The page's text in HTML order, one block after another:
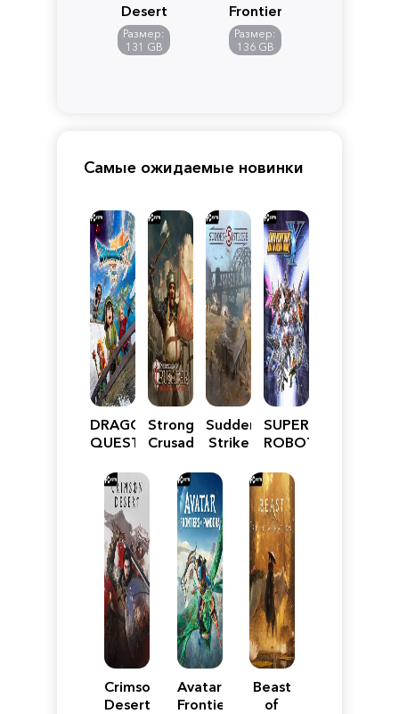
Desert
Размер:
131 GB
Frontiers
of
Pandora
Размер:
136 GB
Самые ожидаемые новинки
DRAGON
QUEST
Reimagined
Stronghold
Crusader:
Edition
Sudden
Strike
SUPER
ROBOT
Y
Crimson
Desert
Avatar:
Frontiers
Beast
of